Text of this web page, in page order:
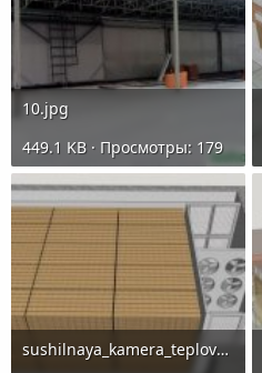
10.jpg
449.1 KB · Просмотры: 179
sushilnaya_kamera_teplovye_raschety_tehnologicheskaya_shema-ekaterinburg_7878882.jpeg